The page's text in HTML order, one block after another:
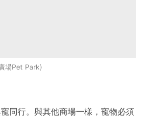
場Pet Park
同行。與其他商場一樣，寵物必須